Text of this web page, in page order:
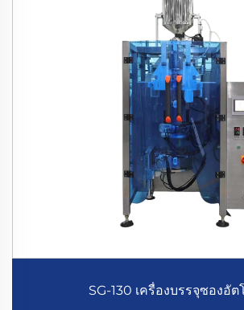
SG-130 เครื่องบรรจุซองอั